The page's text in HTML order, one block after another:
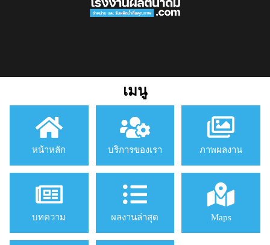
เมนู
หน้าหลัก บริการของเรา ภาพผลงาน
บทความ ผลงานล่าสุด Maps